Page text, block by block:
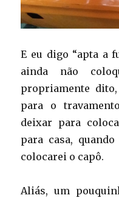
E eu digo “apta a
ainda não
propriamente
para o
deixar para
para casa,
colocarei o capô.
Aliás, um